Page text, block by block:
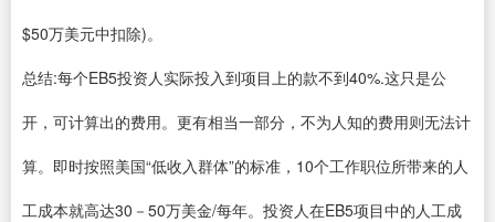
$50万美元中扣除)。
总结:每个EB5投资人实际投入到项目上的款不到40%.这只是公
开，可计算出的费用。更有相当一部分，不为人知的费用则无法计
算。即时按照美国“低收入群体”的标准，10个工作职位所带来的人
工成本就高达30－50万美金/每年。投资人在EB5项目中的人工成